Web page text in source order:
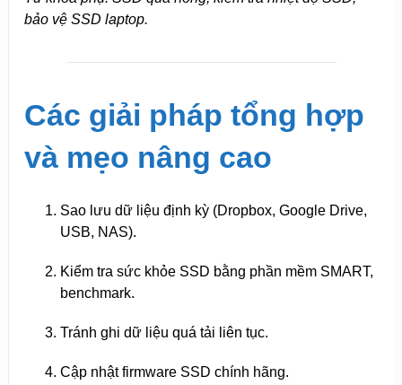
bảo vệ SSD laptop.
Các giải pháp tổng hợp
và mẹo nâng cao
Sao lưu dữ liệu định kỳ (Dropbox, Google Drive,
USB, NAS).
Kiểm tra sức khỏe SSD bằng phần mềm SMART,
benchmark.
Tránh ghi dữ liệu quá tải liên tục.
Cập nhật firmware SSD chính hãng.